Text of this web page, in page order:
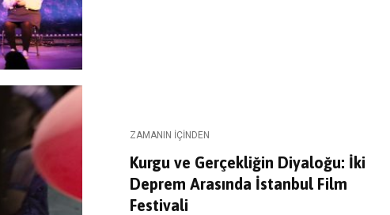
ZAMANIN İÇINDEN
Kurgu ve Gerçekliğin Diyaloğu: İki
Deprem Arasında İstanbul Film
Festivali